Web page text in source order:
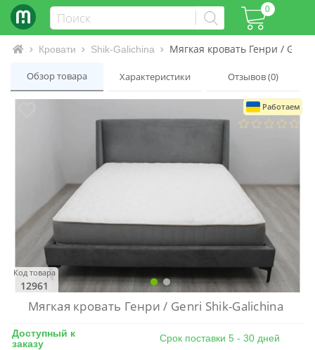
0
Интернет-магазин матрасов и кроватей
Кровати Shik-Galichina Мягкая кровать Генри /
Обзор товара Характеристики Отзывов (0)
Работаем
Код товара
12961
Мягкая кровать Генри / Genri Shik-Galichina
Доступный к
заказу
Срок поставки 5 - 30 дней